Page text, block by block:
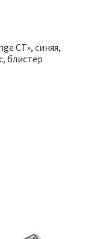
CT», синяя,
блистер